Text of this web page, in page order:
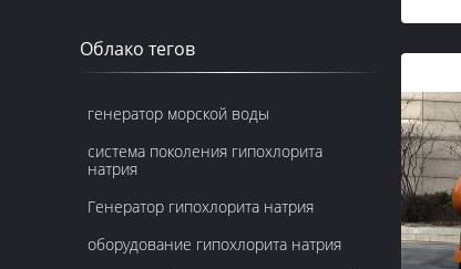
Облако тегов
генератор морской воды
система поколения гипохлорита
натрия
Генератор гипохлорита натрия
оборудование гипохлорита натрия